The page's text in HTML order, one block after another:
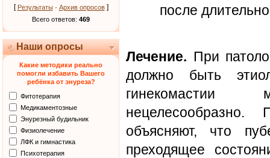
[ Результаты· Архив опросов]
Всего ответов: 469
Наши опросы
Какие методики реально
помогли избавить Вашего
ребёнка от энуреза?
Фитотерапия
Медикаментозные
Энурезный будильник
Физиолечение
ЛФК и гимнастика
Психотерапия
после
Лечение. При
должно быть
гинекомастии
объясняют, что
преходящее